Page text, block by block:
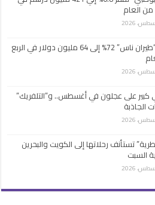
العام
تراجع خسائر “طيران ناس” 72% إلى 64 مليون دولار في الربع
كبير على عجلون في أغسطس.. و”التلفريك”
الجاذبة
تستأنف رحلاتها إلى الكويت والبحرين
السبت